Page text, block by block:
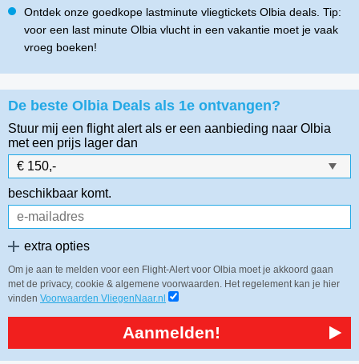
Ontdek onze goedkope lastminute vliegtickets Olbia deals. Tip:
voor een last minute Olbia vlucht in een vakantie moet je vaak
vroeg boeken!
De beste Olbia Deals als 1e ontvangen?
Stuur mij een flight alert als er een aanbieding naar Olbia
met een prijs lager dan
beschikbaar komt.
extra opties
Om je aan te melden voor een Flight-Alert voor Olbia moet je akkoord gaan
met de privacy, cookie & algemene voorwaarden. Het regelement kan je hier
vinden Voorwaarden VliegenNaar.nl
Aanmelden!